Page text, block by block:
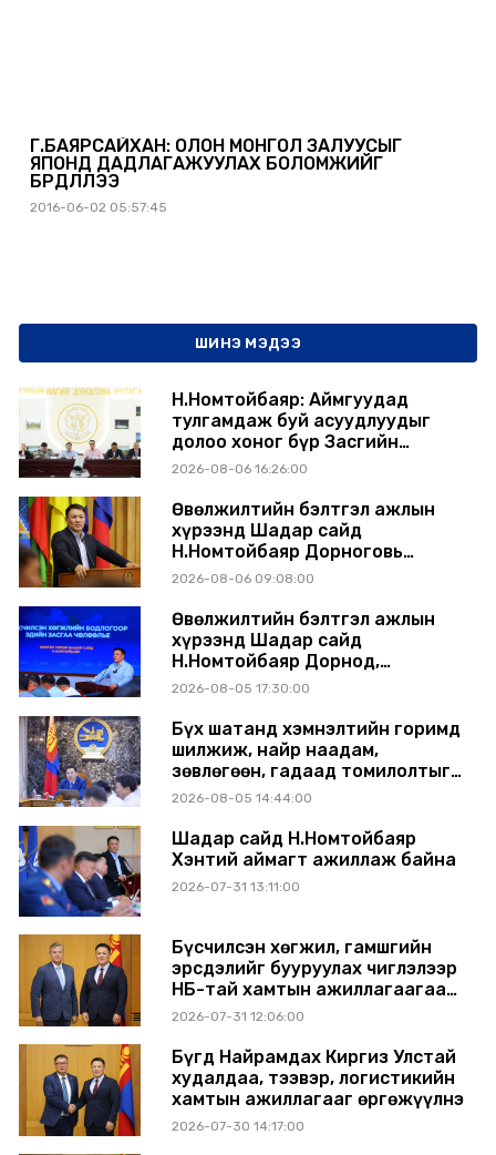
Г.БАЯРСАЙХАН: ОЛОН МОНГОЛ ЗАЛУУСЫГ
ЯПОНД ДАДЛАГАЖУУЛАХ БОЛОМЖИЙГ
БҮРДҮҮЛЛЭЭ
2016-06-02 05:57:45
ШИНЭ МЭДЭЭ
Н.Номтойбаяр: Аймгуудад
тулгамдаж буй асуудлуудыг
долоо хоног бүр Засгийн
газрын хуралдаанд
2026-08-06 16:26:00
Өвөлжилтийн бэлтгэл ажлын
хүрээнд Шадар сайд
Н.Номтойбаяр Дорноговь
аймагт ажиллав
2026-08-06 09:08:00
Өвөлжилтийн бэлтгэл ажлын
хүрээнд Шадар сайд
Н.Номтойбаяр Дорнод,
Сүхбаатар аймагт ажиллав
2026-08-05 17:30:00
Бүх шатанд хэмнэлтийн горимд
шилжиж, найр наадам,
зөвлөгөөн, гадаад томилолтыг
хориглолоо
2026-08-05 14:44:00
Шадар сайд Н.Номтойбаяр
Хэнтий аймагт ажиллаж байна
2026-07-31 13:11:00
Бүсчилсэн хөгжил, гамшгийн
эрсдэлийг бууруулах чиглэлээр
НҮБ-тай хамтын ажиллагаагаа
өргөжүүлэхээр санал солилцлоо
2026-07-31 12:06:00
Бүгд Найрамдах Киргиз Улстай
худалдаа, тээвэр, логистикийн
хамтын ажиллагааг өргөжүүлнэ
2026-07-30 14:17:00